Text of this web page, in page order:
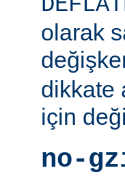
olarak
dikkate
için
no-